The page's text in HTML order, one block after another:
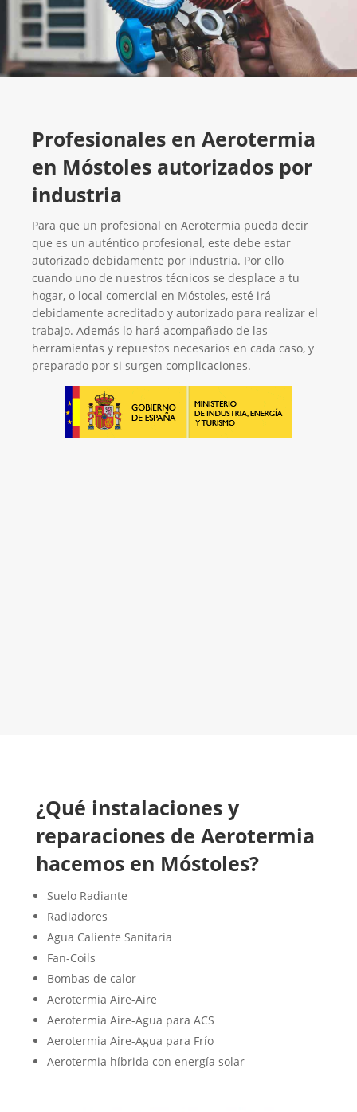
Profesionales en Aerotermia
en Móstoles autorizados por
industria
Para que un profesional en Aerotermia pueda decir
que es un auténtico profesional, este debe estar
autorizado debidamente por industria. Por ello
cuando uno de nuestros técnicos se desplace a tu
hogar, o local comercial en Móstoles, esté irá
debidamente acreditado y autorizado para realizar el
trabajo. Además lo hará acompañado de las
herramientas y repuestos necesarios en cada caso, y
preparado por si surgen complicaciones.
¿Qué instalaciones y
reparaciones de Aerotermia
hacemos en Móstoles?
Suelo Radiante
Radiadores
Agua Caliente Sanitaria
Fan-Coils
Bombas de calor
Aerotermia Aire-Aire
Aerotermia Aire-Agua para ACS
Aerotermia Aire-Agua para Frío
Aerotermia híbrida con energía solar